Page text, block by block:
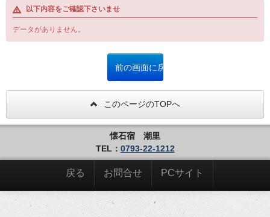
以下内容をご確認下さいませ
データがありません。
このページのTOPへ
懐石宿 潮里
TEL： 0793-22-1212
戻る お問合せ PCサイト